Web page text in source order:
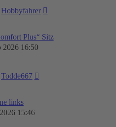
Hobbyfahrer
Plus“ Sitz
2026 16:50
Todde667
links
15:46